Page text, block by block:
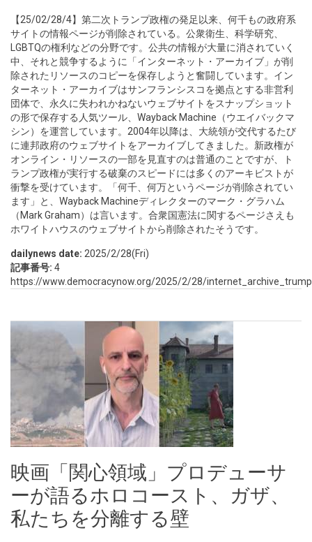
【25/02/28/4】第二次トランプ政権の発足以来、何千もの政府系
サイトの情報ページが削除されている。公衆衛生、科学研究、
LGBTQの権利などの分野です。公共の情報が大量に消されていく
中、それと競争するように「インターネット・アーカイブ」が削
除されたリソースのコピーを保存しようと奮闘しています。イン
ターネット・アーカイブはサンフランシスコを拠点とする非営利
団体で、永久に失われかねないウェブサイトをスナップショット
の形で保存する人気ツール、Wayback Machine（ウエイバックマ
シン）を運営しています。2004年以降は、大統領が交代するたび
に連邦政府のウェブサイトをアーカイブしてきました。新政権が
オンライン・リソースの一部を見直すのは普通のことですが、ト
ランプ政権が実行する破棄のスピードには多くのアーキビストが
衝撃を受けています。「何千、何万というページが削除されてい
ます」と、Wayback Machineディレクターのマーク・グラハム
（Mark Graham）は言います。合衆国憲法に関するページさえも
ホワイトハウスのウェブサイトから削除されたそうです。
dailynews date: 2025/2/28(Fri)
記事番号: 4
https://www.democracynow.org/2025/2/28/
映画「関心領域」プロデューサ
ーが語るホロコースト、ガザ、
私たちを分離する壁